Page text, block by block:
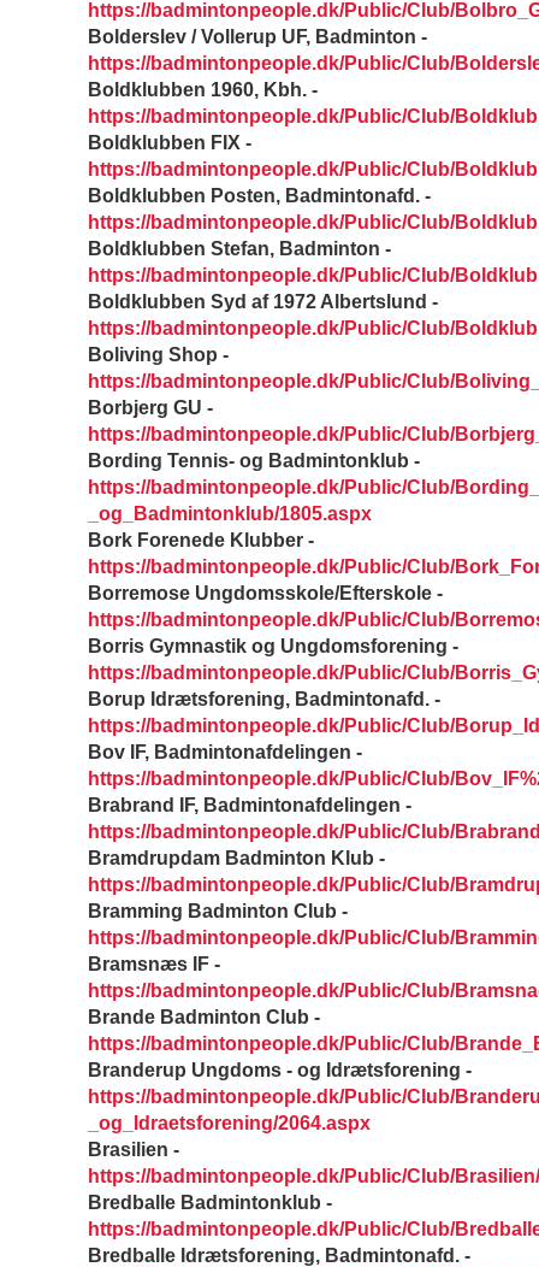
https://badmintonpeople.dk/Public/Club/
Bolderslev / Vollerup UF, Badminton -
https://badmintonpeople.dk/Public/Club/
Boldklubben 1960, Kbh. -
https://badmintonpeople.dk/Public/Club/
Boldklubben FIX -
https://badmintonpeople.dk/Public/Club/
Boldklubben Posten, Badmintonafd. -
https://badmintonpeople.dk/Public/Club/
Boldklubben Stefan, Badminton -
https://badmintonpeople.dk/Public/Club/
Boldklubben Syd af 1972 Albertslund -
https://badmintonpeople.dk/Public/Club/
Boliving Shop -
https://badmintonpeople.dk/Public/Club/
Borbjerg GU -
https://badmintonpeople.dk/Public/Club/
Bording Tennis- og Badmintonklub -
https://badmintonpeople.dk/Public/Club/
_og_Badmintonklub/1805.aspx
Bork Forenede Klubber -
https://badmintonpeople.dk/Public/Club/
Borremose Ungdomsskole/Efterskole -
https://badmintonpeople.dk/Public/Club/
Borris Gymnastik og Ungdomsforening -
https://badmintonpeople.dk/Public/Club/
Borup Idrætsforening, Badmintonafd. -
https://badmintonpeople.dk/Public/Club/
Bov IF, Badmintonafdelingen -
https://badmintonpeople.dk/Public/Club/
Brabrand IF, Badmintonafdelingen -
https://badmintonpeople.dk/Public/Club/
Bramdrupdam Badminton Klub -
https://badmintonpeople.dk/Public/Club/
Bramming Badminton Club -
https://badmintonpeople.dk/Public/Club/
Bramsnæs IF -
https://badmintonpeople.dk/Public/Club/
Brande Badminton Club -
https://badmintonpeople.dk/Public/Club/
Branderup Ungdoms - og Idrætsforening -
https://badmintonpeople.dk/Public/Club/
_og_Idraetsforening/2064.aspx
Brasilien -
https://badmintonpeople.dk/Public/Club/
Bredballe Badmintonklub -
https://badmintonpeople.dk/Public/Club/
Bredballe Idrætsforening, Badmintonafd. -